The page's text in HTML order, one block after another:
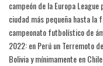
campeón de la Europa
ciudad más pequeña hasta la
campeonato futbolístico de
2022: en Perú un Terremoto
Bolivia y mínimamente en Chile